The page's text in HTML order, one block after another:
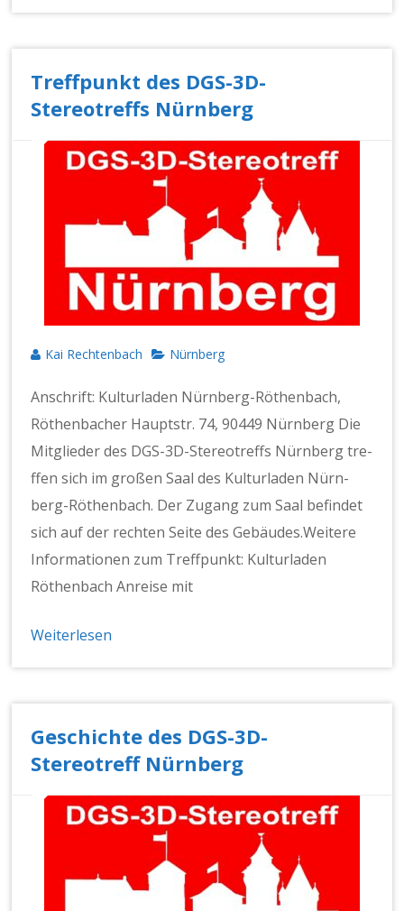
Treffpunkt des DGS-3D-
Stereotreffs Nürnberg
Kai Rechtenbach Nürnberg
Anschrift: Kul­turladen Nürn­berg-Röthen­bach,
Röthen­bach­er Haupt­str. 74, 90449 Nürn­berg Die
Mit­glieder des DGS-3D-Stereotr­e­ffs Nürn­berg tre­
f­fen sich im großen Saal des Kul­turladen Nürn­
berg-Röthen­bach. Der Zugang zum Saal befind­et
sich auf der recht­en Seite des Gebäudes.Weit­ere
Infor­ma­tio­nen zum Tre­ff­punkt: Kul­turladen
Röthen­bach Anreise mit
Weiterlesen
Geschichte des DGS-3D-
Stereotreff Nürnberg